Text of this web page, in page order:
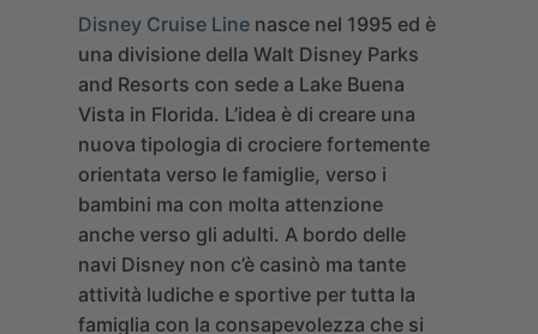
Disney Cruise Line nasce nel 1995 ed è
una divisione della Walt Disney Parks
and Resorts con sede a Lake Buena
Vista in Florida. L’idea è di creare una
nuova tipologia di crociere fortemente
orientata verso le famiglie, verso i
bambini ma con molta attenzione
anche verso gli adulti. A bordo delle
navi Disney non c’è casinò ma tante
attività ludiche e sportive per tutta la
famiglia con la consapevolezza che si